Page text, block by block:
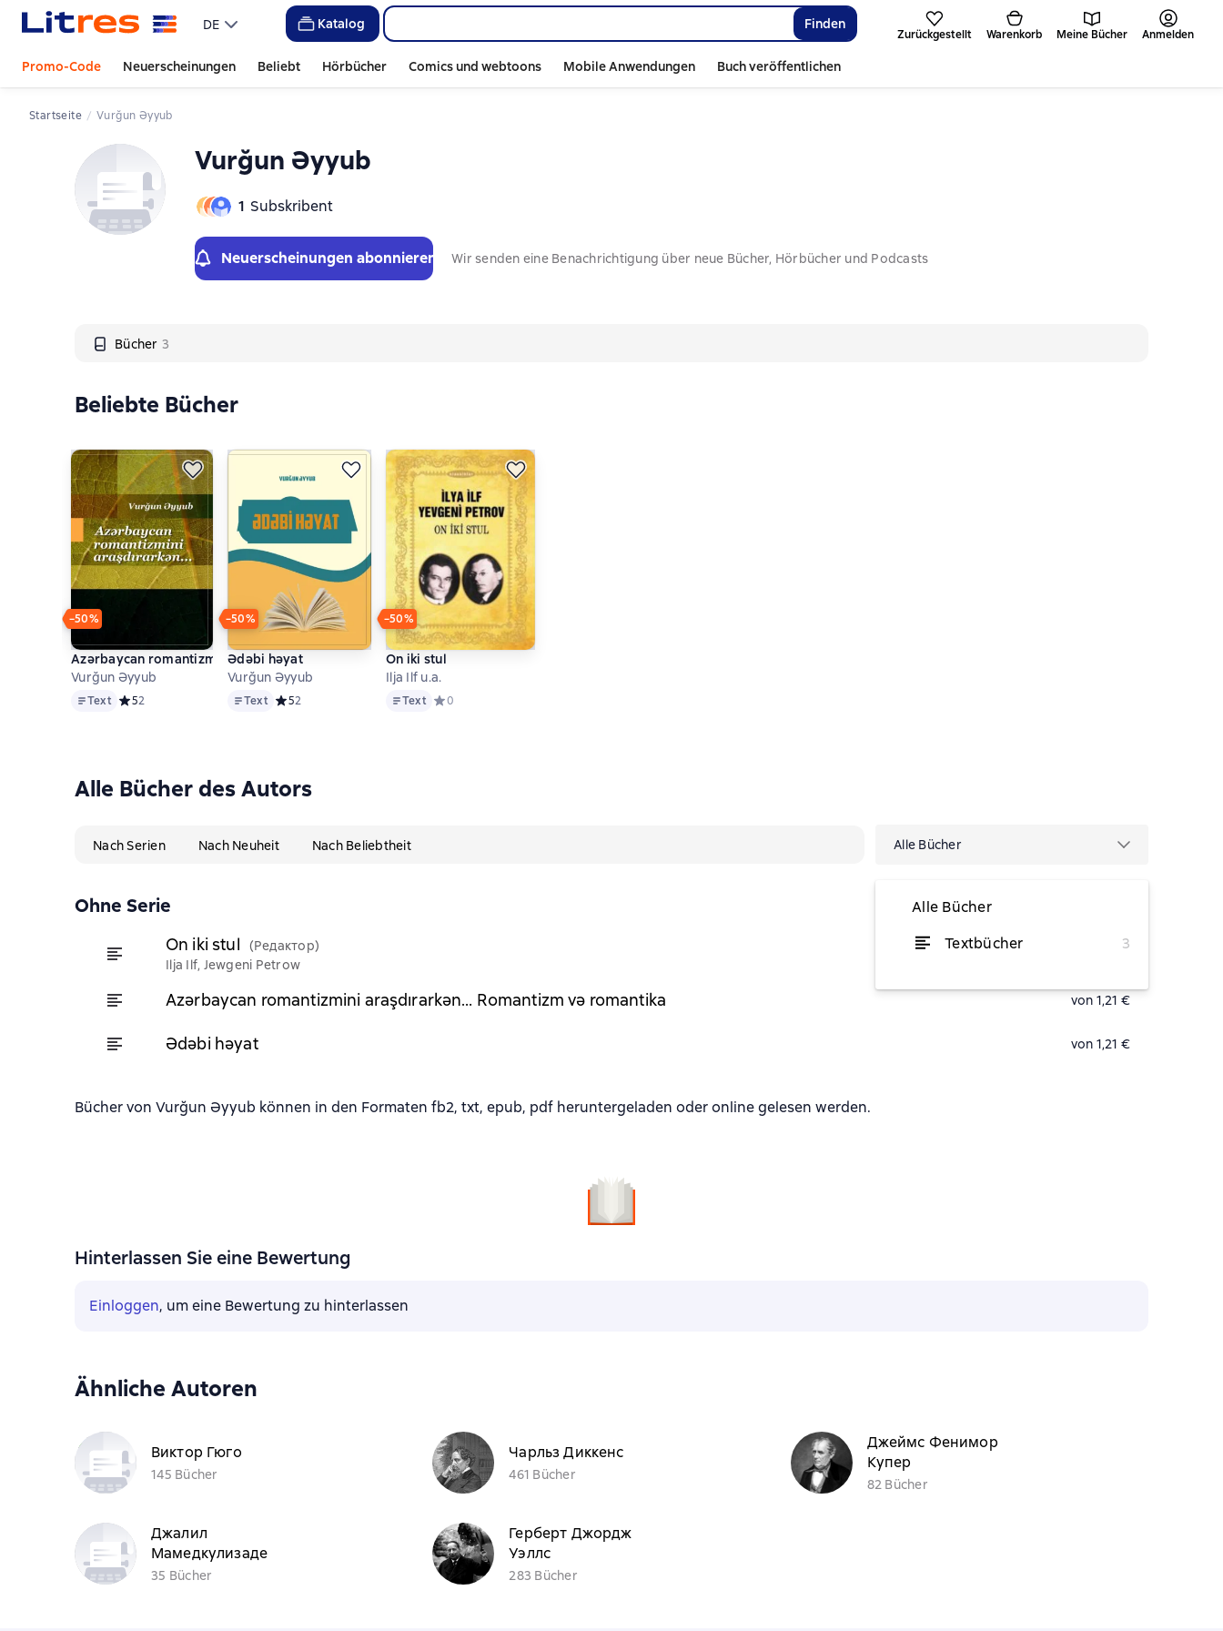
DE Katalog Finden
Zurückgestellt Warenkorb Meine Bücher Anmelden
Promo-Code Neuerscheinungen Beliebt Hörbücher Comics und webtoons Mobile Anwendungen Buch veröffentlichen
Startseite Vurğun Əyyub
Vurğun Əyyub
1 Subskribent
Neuerscheinungen abonnieren Wir senden eine Benachrichtigung über neue Bücher, Hörbücher und Podcasts
Bücher 3
Слайдер с книгами
Beliebte Bücher
−50%
Azərbaycan romantizmini araşdırarkən… Romantizm və romantika
Vurğun Əyyub
TextText Средний рейтинг 5 на основе 2 оценок
52
−50%
Ədəbi həyat
Vurğun Əyyub
TextText Средний рейтинг 5 на основе 2 оценок
52
−50%
On iki stul
Ilja Ilf u.a.
TextText Средний рейтинг 0 на основе 0 оценок
0
Alle Bücher des Autors
Nach Serien Nach Neuheit Nach Beliebtheit Alle Bücher
Alle Bücher
Textbücher
3
Ohne Serie
On iki stul
(Редактор)
Ilja Ilf, Jewgeni Petrow
von 1,15 €
Azərbaycan romantizmini araşdırarkən… Romantizm və romantika von 1,21 €
Ədəbi həyat von 1,21 €
Bücher von Vurğun Əyyub können in den Formaten fb2, txt, epub, pdf heruntergeladen oder online gelesen werden.
Hinterlassen Sie eine Bewertung
Einloggen, um eine Bewertung zu hinterlassen
Ähnliche Autoren
Виктор Гюго
145 Bücher
Чарльз Диккенс
461 Bücher
Джеймс Фенимор
Купер
82 Bücher
Джалил
Мамедкулизаде
35 Bücher
Герберт Джордж
Уэллс
283 Bücher